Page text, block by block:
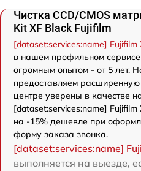
Чистка CCD/CMOS
Kit XF Black Fujifilm
[dataset:services:name] Fujifilm
в нашем профильном
огромным опытом - от 5 лет.
предоставляем
центре уверены в качестве
[dataset:services:name] Fujifilm
на -15% дешевле при
форму заказа звонка.
[dataset:services:name]
выполняется на выезде,